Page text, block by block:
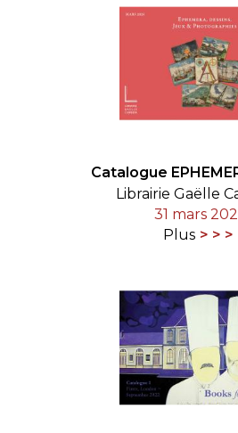
Catalogue
Librairie Gaëlle
31 mars
Plus